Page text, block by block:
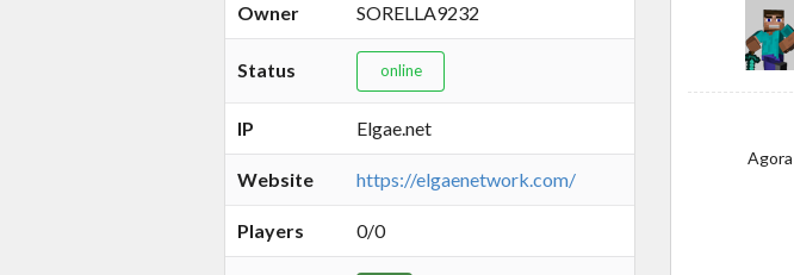
Owner SORELLA9232
Status online
IP Elgae.net
Website https://elgaenetwork.com/
Players 0/0